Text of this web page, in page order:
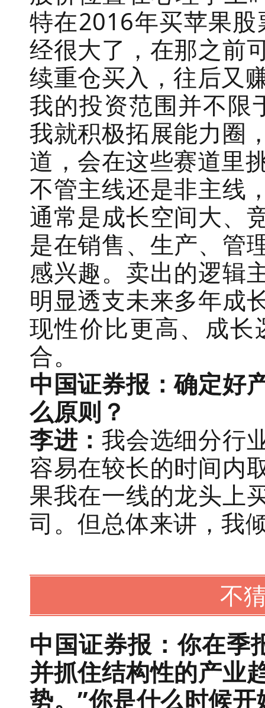
特在2016年买苹果
经很大了，在那之前
续重仓买入，往后又
我的投资范围并不限
我就积极拓展能力圈
道，会在这些赛道里
不管主线还是非主线
通常是成长空间大、
是在销售、生产、管
感兴趣。卖出的逻辑
明显透支未来多年成
现性价比更高、成
合。
中国证券报：确定好
么原则？
李进：我会选细分行
容易在较长的时间内
果我在一线的龙头上
司。但总体来讲，我
不
中国证券报：你在季
并抓住结构性的产业
势。”你是什么时候